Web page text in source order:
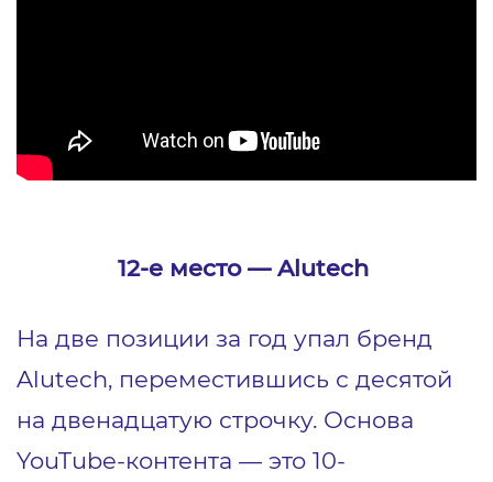
12-е место ― Alutech
На две позиции за год упал бренд
Alutech, переместившись с десятой
на двенадцатую строчку. Основа
YouTube-контента ― это 10-